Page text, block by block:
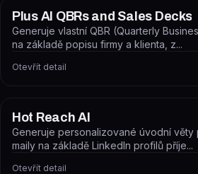
Plus AI QBRs and Sales Decks
Generuje vlastní QBR (Quarterly
na základě popisu firmy a klienta, z...
Otevřít detail
Hot Reach AI
Generuje personalizované úvodní
maily na základě LinkedIn profilů příje...
Otevřít detail